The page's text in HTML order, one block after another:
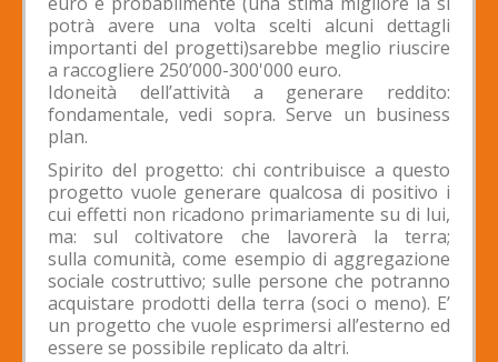
potrà avere una volta scelti alcuni dettagli
importanti del progetti)sarebbe meglio riuscire
a raccogliere 250’000-300'000 euro.
Idoneità dell’attività a generare reddito:
fondamentale, vedi sopra. Serve un business
plan.
Spirito del progetto: chi contribuisce a questo
progetto vuole generare qualcosa di positivo i
cui effetti non ricadono primariamente su di lui,
ma: sul coltivatore che lavorerà la terra;
sulla comunità, come esempio di aggregazione
sociale costruttivo; sulle persone che potranno
acquistare prodotti della terra (soci o meno). E’
un progetto che vuole esprimersi all’esterno ed
essere se possibile replicato da altri.